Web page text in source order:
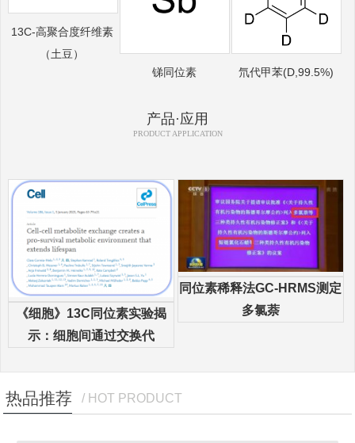
13C-高聚合度纤维素
（土豆）
锑同位素
氘代甲苯(D,99.5%)
产品·应用
PRODUCT APPLICATION
《细胞》13C同位素实验揭
示：细胞间通过交换代
同位素稀释法GC-HRMS测定
多氯萘
热品推荐 / HOT PRODUCT